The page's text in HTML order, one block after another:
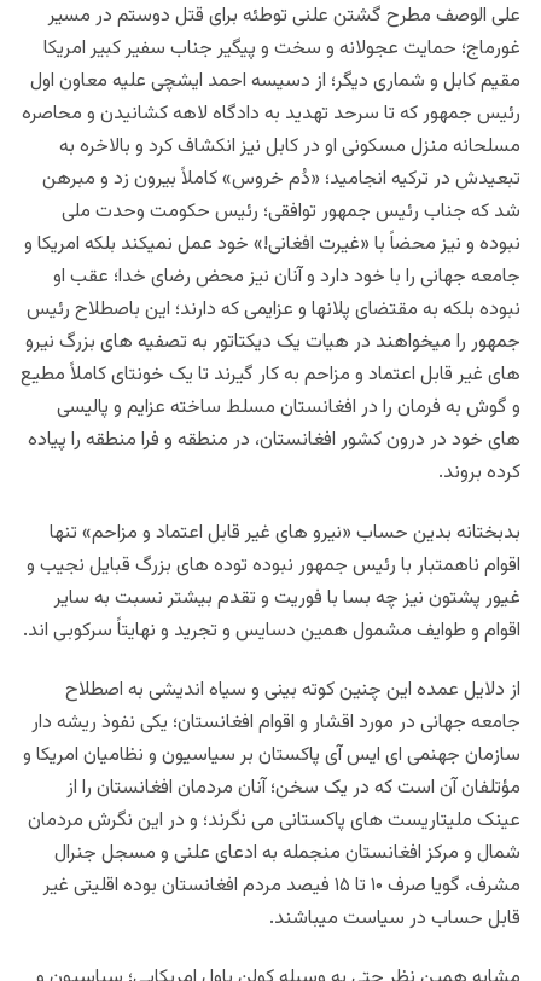
علی الوصف مطرح گشتن علنی توطئه برای قتل دوستم در مسیر
غورماج؛ حمایت عجولانه و سخت و پیگیر جناب سفیر کبیر امریکا
مقیم کابل و شماری دیگر؛ از دسیسه احمد ایشچی علیه معاون اول
رئیس جمهور که تا سرحد تهدید به دادگاه لاهه کشانیدن و محاصره
مسلحانه منزل مسکونی او در کابل نیز انکشاف کرد و بالاخره به
تبعیدش در ترکیه انجامید؛ «دُم خروس» کاملاً بیرون زد و مبرهن
شد که جناب رئیس جمهور توافقی؛ رئیس حکومت وحدت ملی
نبوده و نیز محضاً با «غیرت افغانی!» خود عمل نمیکند بلکه امریکا و
جامعه جهانی را با خود دارد و آنان نیز محض رضای خدا؛ عقب او
نبوده بلکه به مقتضای پلانها و عزایمی که دارند؛ این باصطلاح رئیس
جمهور را میخواهند در هیات یک دیکتاتور به تصفیه های بزرگ نیرو
های غیر قابل اعتماد و مزاحم به کار گیرند تا یک خونتای کاملاً مطیع
و گوش به فرمان را در افغانستان مسلط ساخته عزایم و پالیسی
های خود در درون کشور افغانستان، در منطقه و فرا منطقه را پیاده
کرده بروند.
بدبختانه بدین حساب «نیرو های غیر قابل اعتماد و مزاحم» تنها
اقوام ناهمتبار با رئیس جمهور نبوده توده های بزرگ قبایل نجیب و
غیور پشتون نیز چه بسا با فوریت و تقدم بیشتر نسبت به سایر
اقوام و طوایف مشمول همین دسایس و تجرید و نهایتاً سرکوبی اند.
از دلایل عمده این چنین کوته بینی و سیاه اندیشی به اصطلاح
جامعه جهانی در مورد اقشار و اقوام افغانستان؛ یکی نفوذ ریشه دار
سازمان جهنمی ای ایس آی پاکستان بر سیاسیون و نظامیان امریکا و
مؤتلفان آن است که در یک سخن؛ آنان مردمان افغانستان را از
عینک ملیتاریست های پاکستانی می نگرند؛ و در این نگرش مردمان
شمال و مرکز افغانستان منجمله به ادعای علنی و مسجل جنرال
مشرف، گویا صرف ۱۰ تا ۱۵ فیصد مردم افغانستان بوده اقلیتی غیر
قابل حساب در سیاست میباشند.